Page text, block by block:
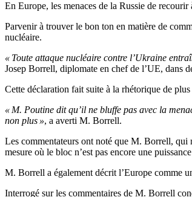
En Europe, les menaces de la Russie de
Parvenir à trouver le bon ton en matière de
nucléaire.
« Toute attaque nucléaire contre l’Ukraine
Josep Borrell, diplomate en chef de l’UE, dans
Cette déclaration fait suite à la rhétorique de
« M. Poutine dit qu’il ne bluffe pas avec la
non plus », a averti M. Borrell.
Les commentateurs ont noté que M. Borrell, qui
mesure où le bloc n’est pas encore une
M. Borrell a également décrit l’Europe comme
Interrogé sur les commentaires de M. Borrell